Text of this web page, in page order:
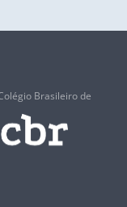
Brasileiro de